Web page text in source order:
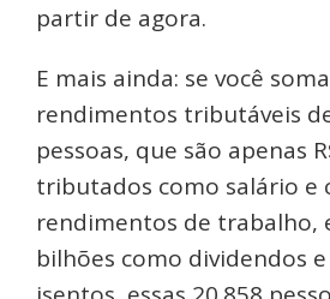
partir de agora.
E mais ainda: se você
rendimentos tributáveis
pessoas, que são apenas
tributados como salário e
rendimentos de trabalho,
bilhões como dividendos